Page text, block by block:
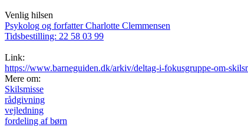
Venlig hilsen
Psykolog og forfatter Charlotte Clemmensen
Tidsbestilling: 22 58 03 99
Link:
https://www.barneguiden.dk/arkiv/deltag-i-fokusgruppe-om-
Mere om:
Skilsmisse
rådgivning
vejledning
fordeling af børn